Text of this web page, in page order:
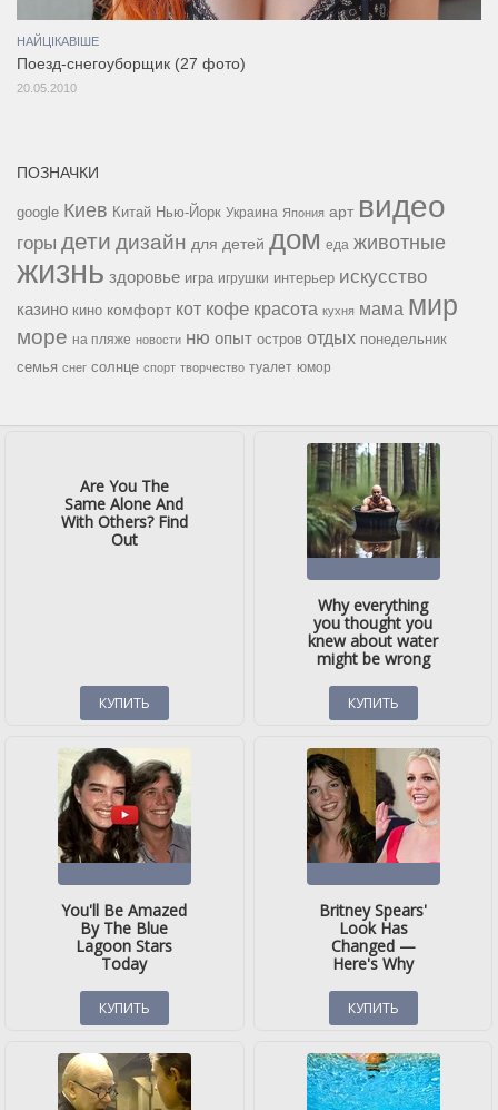
НАЙЦІКАВІШЕ
Поезд-снегоуборщик (27 фото)
20.05.2010
ПОЗНАЧКИ
google Киев Китай Нью-Йорк Украина Япония арт видео
горы дети дизайн для детей дом еда животные
жизнь здоровье игра игрушки интерьер искусство
казино кино комфорт кот кофе красота кухня мама мир
море на пляже новости ню опыт остров отдых понедельник
семья снег солнце спорт творчество туалет юмор